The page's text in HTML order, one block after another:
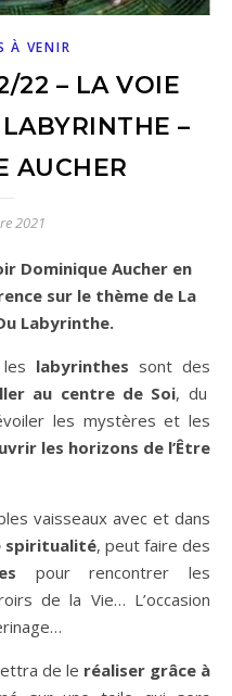
À VENIR
22 – LA VOIE
–
AUCHER
2021
sur le thème de La
Labyrinthe.
labyrinthes sont des
au centre de Soi, du
les mystères et les
les horizons de l’Être
vaisseaux avec et dans
spiritualité, peut faire des
pour rencontrer les
de la Vie… L’occasion
de le réaliser grâce à